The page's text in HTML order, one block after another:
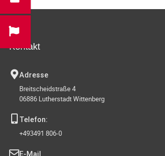
Kontakt
Adresse
Breitscheidstraße 4
06886 Lutherstadt Wittenberg
Telefon:
+493491 806-0